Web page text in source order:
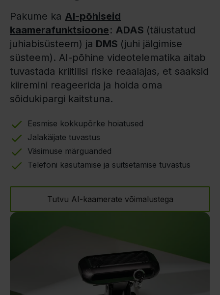
Pakume ka AI-põhiseid
kaamerafunktsioone: ADAS (täiustatud
juhiabisüsteem) ja DMS (juhi jälgimise
süsteem). AI-põhine videotelematika aitab
tuvastada kriitilisi riske reaalajas, et saaksid
kiiremini reageerida ja hoida oma
sõidukipargi kaitstuna.
Eesmise kokkupõrke hoiatused
Jalakäijate tuvastus
Väsimuse märguanded
Telefoni kasutamise ja suitsetamise tuvastus
Tutvu AI-kaamerate võimalustega